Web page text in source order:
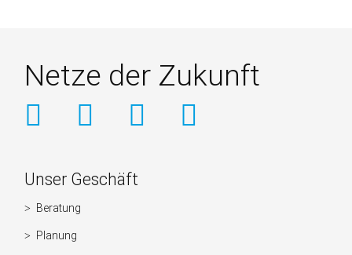
Netze der Zukunft
Weitere
Informationen
Unser Geschäft
Navigation
überspringen
Beratung
Planung